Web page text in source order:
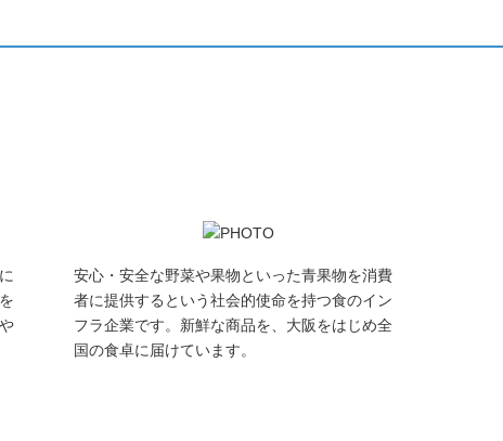
安心・安全な野菜や果物といった青果物を消費
者に提供するという社会的使命を持つ食のイン
フラ企業です。新鮮な商品を、大阪をはじめ全
国の食卓に届けています。